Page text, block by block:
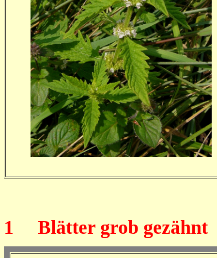
1 Blätter grob gezähnt